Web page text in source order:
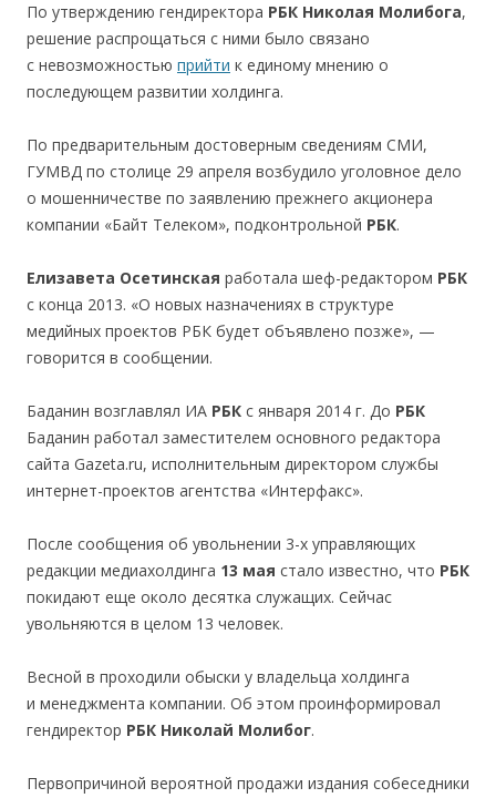
По утверждению гендиректора РБК Николая Молибога,
решение распрощаться с ними было связано
с невозможностью прийти к единому мнению о
последующем развитии холдинга.
По предварительным достоверным сведениям СМИ,
ГУМВД по столице 29 апреля возбудило уголовное дело
о мошенничестве по заявлению прежнего акционера
компании «Байт Телеком», подконтрольной РБК.
Елизавета Осетинская работала шеф-редактором РБК
с конца 2013. «О новых назначениях в структуре
медийных проектов РБК будет объявлено позже», —
говорится в сообщении.
Баданин возглавлял ИА РБК с января 2014 г. До РБК
Баданин работал заместителем основного редактора
сайта Gazeta.ru, исполнительным директором службы
интернет-проектов агентства «Интерфакс».
После сообщения об увольнении 3-х управляющих
редакции медиахолдинга 13 мая стало известно, что РБК
покидают еще около десятка служащих. Сейчас
увольняются в целом 13 человек.
Весной в проходили обыски у владельца холдинга
и менеджмента компании. Об этом проинформировал
гендиректор РБК Николай Молибог.
Первопричиной вероятной продажи издания собеседники